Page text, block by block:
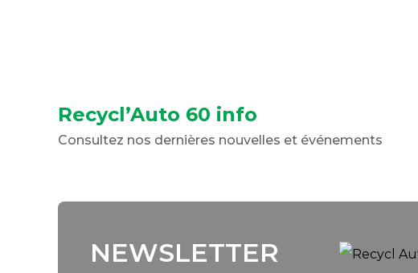
Recycl’Auto 60 info
Consultez nos dernières nouvelles et événements
NEWSLETTER